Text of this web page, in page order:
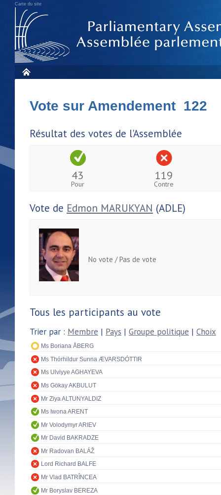
Carte du site
Vote sur Amendement 122
Résultat des votes de l'Assemblée
43
Pour
119
Contre
Vote de Edmon MARUKYAN (ADLE)
No vote / Pas de vote
Tous les participants au vote
Trier par : Membre | Pays | Groupe politique | Choix
Ms Boriana ÅBERG
Ms Thórhildur Sunna ÆVARSDÓTTIR
Ms Ulviyye AGHAYEVA
Ms Gökay AKBULUT
Mr Ziya ALTUNYALDIZ
Ms Iwona ARENT
Mr Volodymyr ARIEV
Mr David BAKRADZE
Mr Radovan BALÁŽ
Lord Richard BALFE
Mr Vlad BATRÎNCEA
Mr Boryslav BEREZA